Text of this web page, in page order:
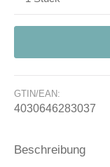
GTIN/EAN:
4030646283037
Beschreibung